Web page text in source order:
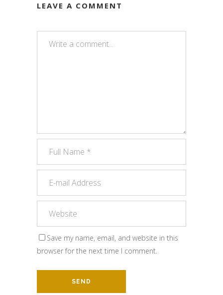
LEAVE A COMMENT
Save my name, email, and website in this
browser for the next time I comment.